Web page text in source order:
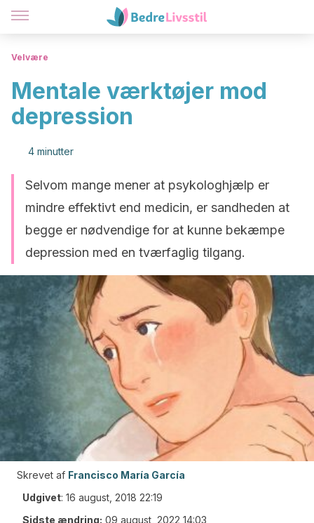
Velvære
Mentale værktøjer mod
depression
4 minutter
Selvom mange mener at psykologhjælp er
mindre effektivt end medicin, er sandheden at
begge er nødvendige for at kunne bekæmpe
depression med en tværfaglig tilgang.
Skrevet af Francisco María García
Udgivet: 16 august, 2018 22:19
Sidste ændring: 09 august, 2022 14:03